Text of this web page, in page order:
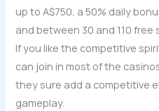
up to A$750, a 50% daily
and between 30 and 110 free
If you like the competitive
can join in most of the
they sure add a competitive
gameplay.